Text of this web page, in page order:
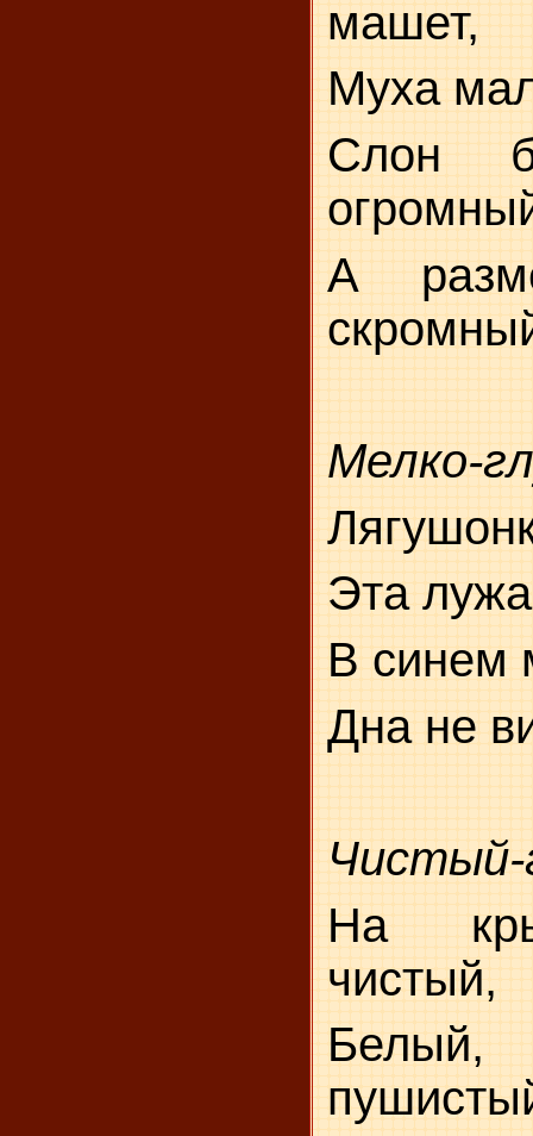
машет,
Муха
Слон
А
Мелко-
Эта
В синем
Дна не
Чистый-
На
чистый,